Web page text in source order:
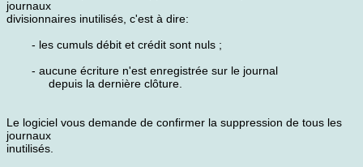
journaux
divisionnaires inutilisés, c'est à dire:
- les cumuls débit et crédit sont nuls ;
- aucune écriture n'est enregistrée sur le journal
depuis la dernière clôture.
Le logiciel vous demande de confirmer la suppression de tous les
journaux
inutilisés.